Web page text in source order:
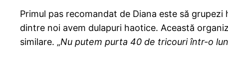
Primul pas recomandat de Diana este să
dintre noi avem dulapuri haotice. Această
similare. „Nu putem purta 40 de tricouri într-o